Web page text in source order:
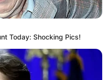
Today: Shocking Pics!